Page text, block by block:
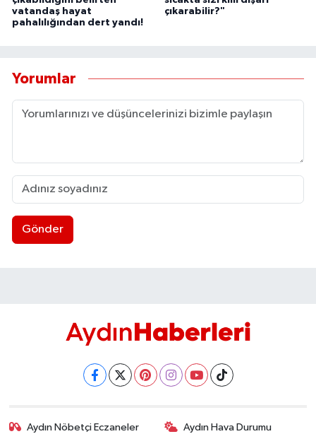
vatandaş hayat
pahalılığından dert yandı!
çıkarabilir?"
Yorumlar
Gönder
Aydın Nöbetçi Eczaneler Aydın Hava Durumu